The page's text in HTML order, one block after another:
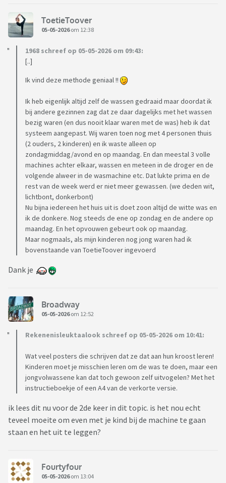
ToetieToover
05-05-2026om 12:38
1968 schreef op 05-05-2026 om 09:43:
[..]
Ik vind deze methode geniaal !!
Ik heb eigenlijk altijd zelf de wassen gedraaid maar doordat ik
bij andere gezinnen zag dat ze daar dagelijks met het wassen
bezig waren (en dus nooit klaar waren met de was) heb ik dat
systeem aangepast. Wij waren toen nog met 4 personen thuis
(2 ouders, 2 kinderen) en ik waste alleen op
zondagmiddag/avond en op maandag. En dan meestal 3 volle
machines achter elkaar, wassen en meteen in de droger en de
volgende alweer in de wasmachine etc. Dat lukte prima en de
rest van de week werd er niet meer gewassen. (we deden wit,
lichtbont, donkerbont)
Nu bijna iedereen het huis uit is doet zoon altijd de witte was en
ik de donkere. Nog steeds de ene op zondag en de andere op
maandag. En het opvouwen gebeurt ook op maandag.
Maar nogmaals, als mijn kinderen nog jong waren had ik
bovenstaande van ToetieToover ingevoerd
Dank je
Broadway
05-05-2026om 12:52
Rekenenisleuktaalook schreef op 05-05-2026 om 10:41:
Wat veel posters die schrijven dat ze dat aan hun kroost leren!
Kinderen moet je misschien leren om de was te doen, maar een
jongvolwassene kan dat toch gewoon zelf uitvogelen? Met het
instructieboekje of een A4 van de verkorte versie.
ik lees dit nu voor de 2de keer in dit topic. is het nou echt
teveel moeite om even met je kind bij de machine te gaan
staan en het uit te leggen?
Fourtyfour
05-05-2026om 13:04